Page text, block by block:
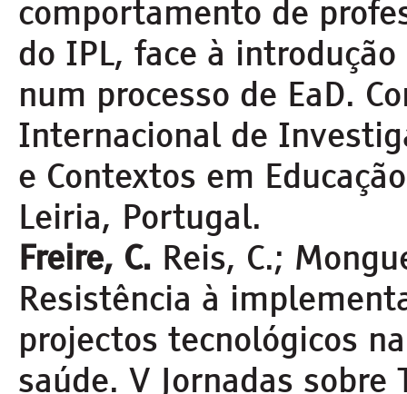
comportamento de
do IPL, face à
num processo de EaD.
Internacional de
e Contextos em
Leiria, Portugal.
Freire, C. Reis, C.;
Resistência à
projectos tecnológicos
saúde. V Jornadas sobre